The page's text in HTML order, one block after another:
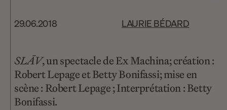
29.06.2018 LAURIE BÉDARD
SLĀV, un spectacle de Ex Machina; création :
Robert Lepage et Betty Bonifassi; mise en
scène : Robert Lepage ; Interprétation : Betty
Bonifassi.